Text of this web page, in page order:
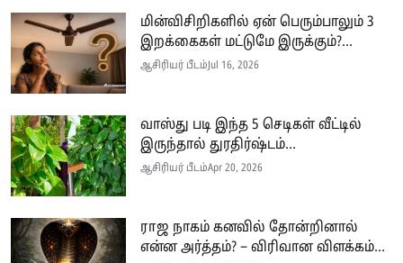
மின்விசிறிகளில் ஏன் பெரும்பாலும் 3
இறக்கைகள் மட்டுமே இருக்கும்?...
ஆசிரியர் பீடம் Jul 16, 2026
வாஸ்து படி இந்த 5 செடிகள் வீட்டில்
இருந்தால் துரதிர்ஷ்டம்...
ஆசிரியர் பீடம்Apr 20, 2026
ராஜ நாகம் கனவில் தோன்றினால்
என்ன அர்த்தம்? – விரிவான விளக்கம்...